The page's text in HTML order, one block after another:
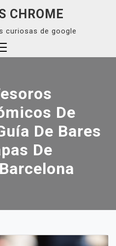
CHROME
curiosas de google
De
De Bares
De